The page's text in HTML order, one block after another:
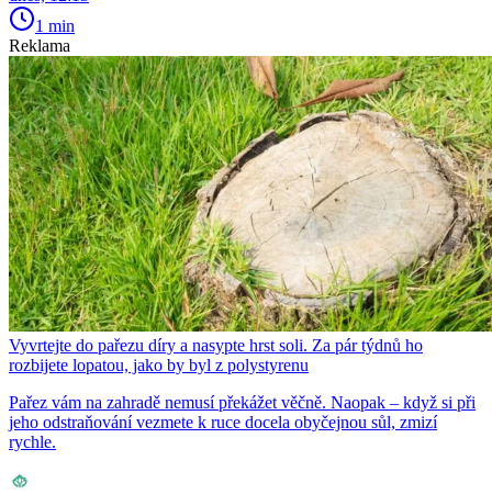
1 min
Reklama
Vyvrtejte do pařezu díry a nasypte hrst soli. Za pár týdnů ho
rozbijete lopatou, jako by byl z polystyrenu
Pařez vám na zahradě nemusí překážet věčně. Naopak – když si při
jeho odstraňování vezmete k ruce docela obyčejnou sůl, zmizí
rychle.